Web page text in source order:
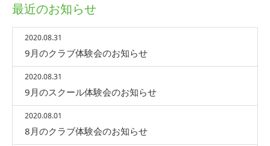
最近のお知らせ
2020.08.31
9月のクラブ体験会のお知らせ
2020.08.31
9月のスクール体験会のお知らせ
2020.08.01
8月のクラブ体験会のお知らせ